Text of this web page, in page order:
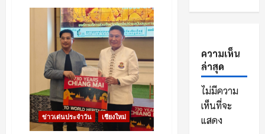
ผา
หมอน
โชว์
ศักยภาพ
ท่อง
เที่ยว
เชิง
อนุรักษ์
ผสาน
วัฒนธรรม
สร้าง
ราย
ได้
อย่าง
ยั่งยืน
ข่าวเด่นประจำวัน เชียงใหม่
ความเห็น
ล่าสุด
ไม่มีความ
เห็นที่จะ
แสดง